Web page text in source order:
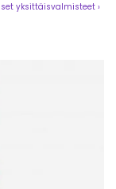
yksittäisvalmisteet›